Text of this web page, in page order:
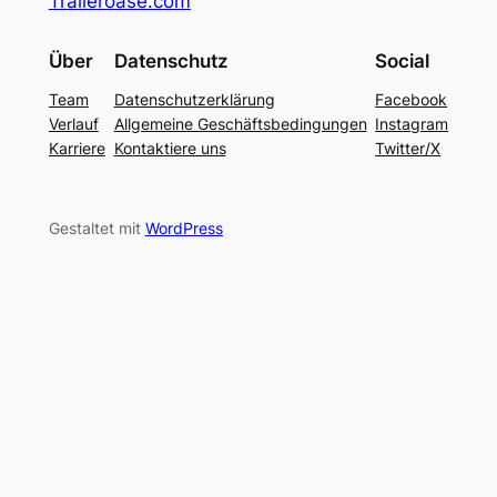
Über
Team
Verlauf
Karriere
Datenschutz
Datenschutzerklärung
Allgemeine Geschäftsbedingungen
Kontaktiere uns
Social
Facebook
Instagram
Twitter/X
Gestaltet mit WordPress